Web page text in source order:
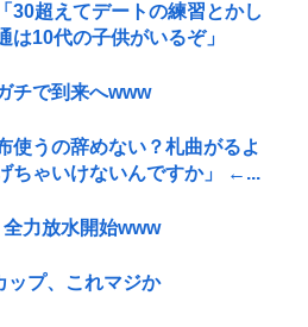
30超えてデートの練習とかし
は10代の子供がいるぞ」
チで到来へwww
使うの辞めない？札曲がるよ
ちゃいけないんですか」 ←...
全力放水開始www
ップ、これマジか